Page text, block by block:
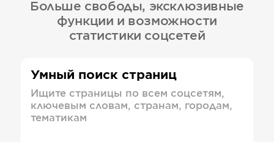
Больше свободы, эксклюзивные
функции и возможности
статистики соцсетей
Умный поиск страниц
Ищите страницы по всем соцсетям,
ключевым словам, странам, городам,
тематикам